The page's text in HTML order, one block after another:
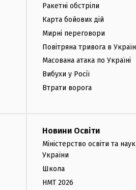
Ракетні обстріли
Карта бойових дій
Мирні переговори
Повітряна тривога в
Масована атака по Україні
Вибухи у Росії
Втрати ворога
Новини Освіти
Міністерство освіти та
України
Школа
НМТ 2026